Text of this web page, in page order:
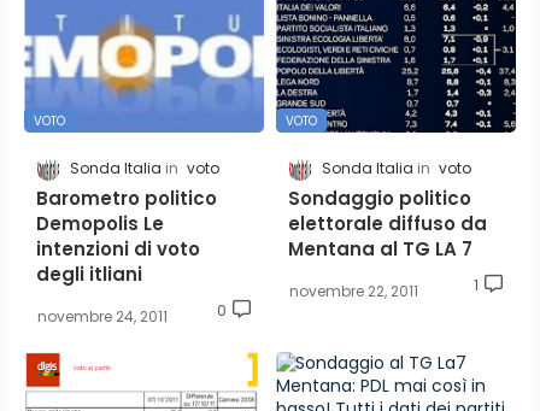
VOTO
Sonda Italia voto
Barometro politico
Demopolis Le
intenzioni di voto
degli itliani
novembre 24, 2011 0
VOTO
Sonda Italia voto
Sondaggio politico
elettorale diffuso da
Mentana al TG LA 7
novembre 22, 2011 1